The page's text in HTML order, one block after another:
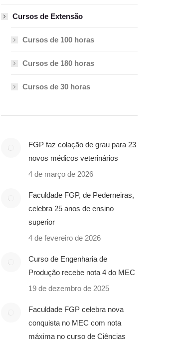
Cursos de Extensão
Cursos de 100 horas
Cursos de 180 horas
Cursos de 30 horas
FGP faz colação de grau para 23
novos médicos veterinários
4 de março de 2026
Faculdade FGP, de Pederneiras,
celebra 25 anos de ensino
superior
4 de fevereiro de 2026
Curso de Engenharia de
Produção recebe nota 4 do MEC
19 de dezembro de 2025
Faculdade FGP celebra nova
conquista no MEC com nota
máxima no curso de Ciências